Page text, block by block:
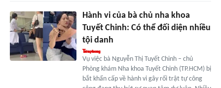
Hành vi của bà chủ nha khoa
Tuyết Chinh: Có thể đối diện nhiều
tội danh
Vụ việc bà Nguyễn Thị Tuyết Chinh – chủ
Phòng khám Nha khoa Tuyết Chinh (TP.HCM) bị
bắt khẩn cấp về hành vi gây rối trật tự công